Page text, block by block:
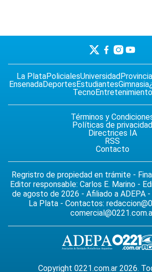
La PlataPolicialesUniversidad Provincia
EnsenadaDeportes EstudiantesGimnasia
TecnoEntretenimiento
Términos y
Políticas de privacidad
Directrices IA
RSS
Contacto
Regristro de propiedad en trámite -
Editor responsable: Carlos E. Marino -
de agosto de 2026 - Afiliado a ADEPA
La Plata - Contactos:
Copyright 0221.com.ar 2026.